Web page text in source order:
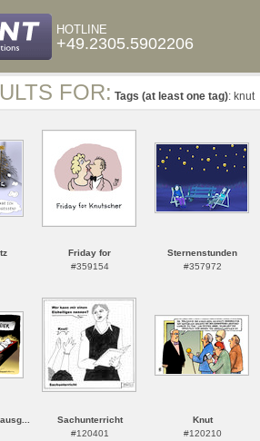
HOTLINE
+49.2305.5902206
FOR: Tags (at least one tag): knut
Friday for
#359154
Sternenstunden
#357972
Sachunterricht
#120401
Knut
#120210